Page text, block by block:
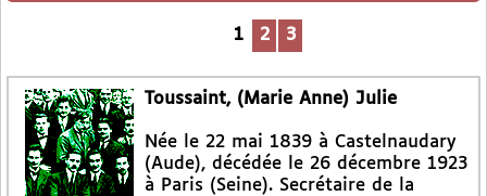
1 2 3
Toussaint, (Marie Anne) Julie
Née le 22 mai 1839 à Castelnaudary
(Aude), décédée le 26 décembre 1923
à Paris (Seine). Secrétaire de la